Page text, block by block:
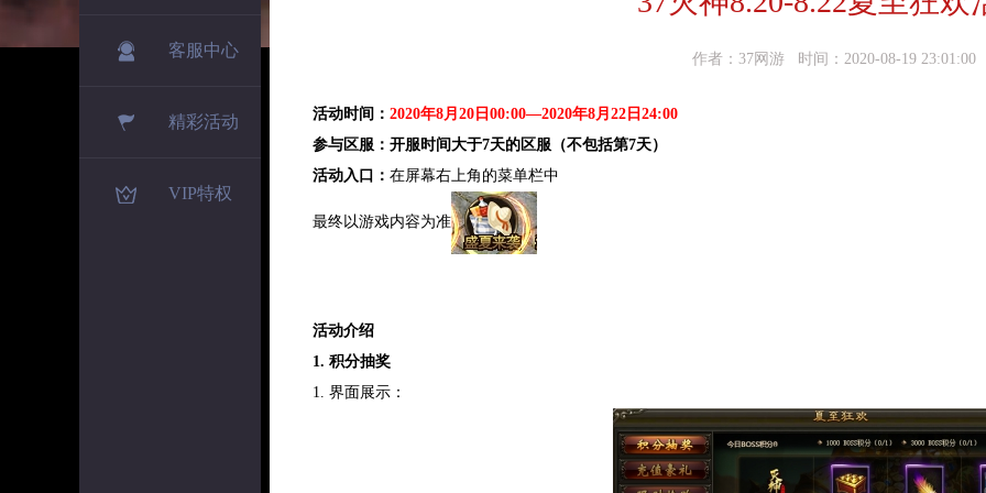
客服中心
精彩活动
VIP特权
作者：37网游 时间：2020-08-19 23:01:00
活动时间： 2020年8月20日00:00—2020年8月22日24:00
参与区服：开服时间大于7天的区服（不包括第7天）
活动入口： 在屏幕右上角的菜单栏中
最终以游戏内容为准
活动介绍
1. 积分抽奖
1. 界面展示：